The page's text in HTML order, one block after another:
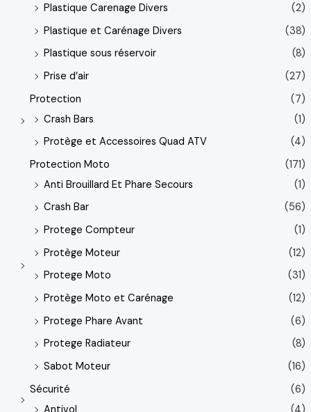
Plastique Carenage Divers
(2)
Plastique et Carénage Divers
(38)
Plastique sous réservoir
(8)
Prise d’air
(27)
Protection
(7)
Crash Bars
(1)
Protège et Accessoires Quad ATV
(4)
Protection Moto
(171)
Anti Brouillard Et Phare Secours
(1)
Crash Bar
(56)
Protege Compteur
(1)
Protège Moteur
(12)
Protege Moto
(31)
Protège Moto et Carénage
(12)
Protege Phare Avant
(6)
Protege Radiateur
(8)
Sabot Moteur
(16)
Sécurité
(6)
Antivol
(4)